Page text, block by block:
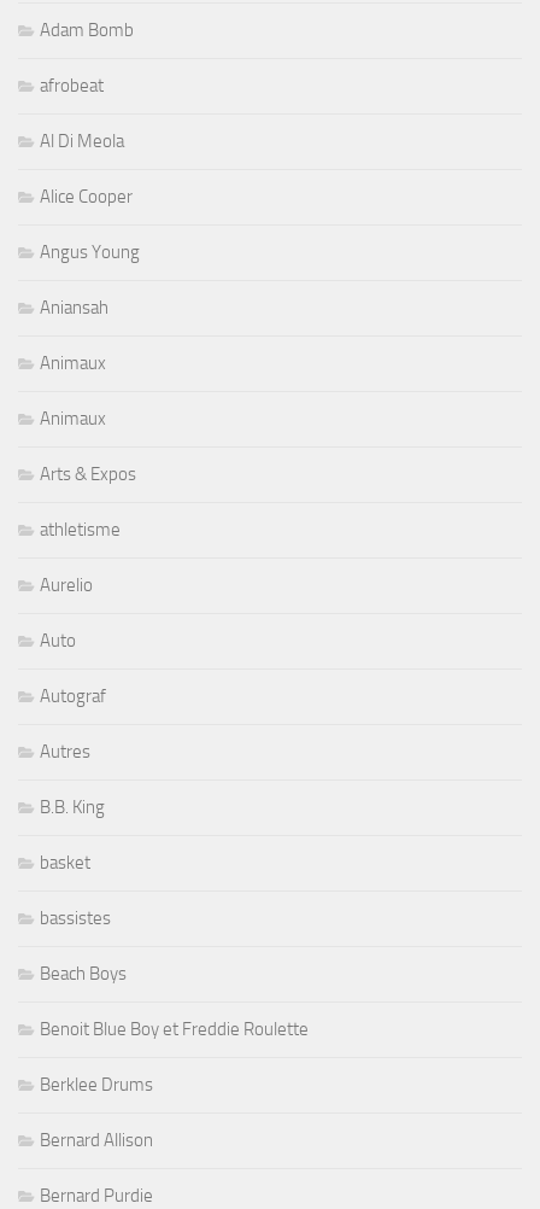
Adam Bomb
afrobeat
Al Di Meola
Alice Cooper
Angus Young
Aniansah
Animaux
Animaux
Arts & Expos
athletisme
Aurelio
Auto
Autograf
Autres
B.B. King
basket
bassistes
Beach Boys
Benoit Blue Boy et Freddie Roulette
Berklee Drums
Bernard Allison
Bernard Purdie